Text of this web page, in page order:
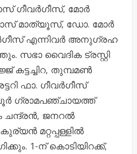
ഗീവർഗീസ്, മോർ
മാത്യൂസ്, ഡോ. മോർ
എന്നിവർ അനുഗ്രഹ
സഭാ വൈദിക ട്രസ്റ്റി
കട്ടച്ചിറ, തുമ്പമൺ
ഫാ. ഗീവർഗീസ്
ഗ്രാമപഞ്ചായത്ത്
ചന്ദ്രൻ, ജനറൽ
മറ്റപ്പള്ളിൽ
1-ന് കൊടിയിറക്ക്,